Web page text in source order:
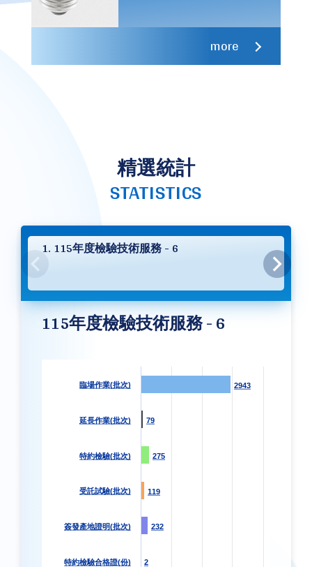
more
精選統計
STATISTICS
1. 115年度檢驗技術服務 - 6
115年度檢驗技術服務 - 6
2943
2943
79
79
275
275
119
119
232
232
2
2
臨場作業(批次)
延長作業(批次)
特約檢驗(批次)
受託試驗(批次)
簽發產地證明(批次)
特約檢驗合格證(份)